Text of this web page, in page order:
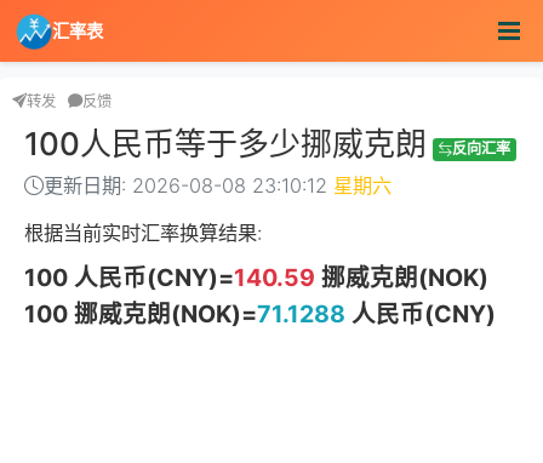
汇率表
转发 反馈
100人民币等于多少挪威克朗 反向汇率
更新日期: 2026-08-08 23:10:12 星期六
根据当前实时汇率换算结果:
100 人民币(CNY)=140.59 挪威克朗(NOK)
100 挪威克朗(NOK)=71.1288 人民币(CNY)